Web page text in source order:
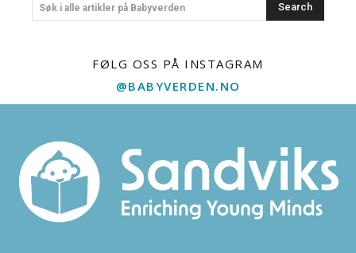
Søk i alle artikler på Babyverden Search
FØLG OSS PÅ INSTAGRAM
@BABYVERDEN.NO